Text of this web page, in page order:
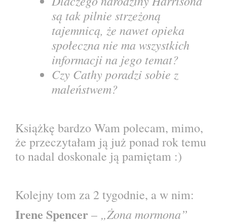
są tak pilnie strzeżoną
tajemnicą, że nawet opieka
społeczna nie ma wszystkich
informacji na jego temat?
Czy Cathy poradzi sobie z
maleństwem?
Książkę bardzo Wam polecam, mimo,
że przeczytałam ją już ponad rok temu
to nadal doskonale ją pamiętam :)
Kolejny tom za 2 tygodnie, a w nim:
Irene Spencer– „Żona mormona”